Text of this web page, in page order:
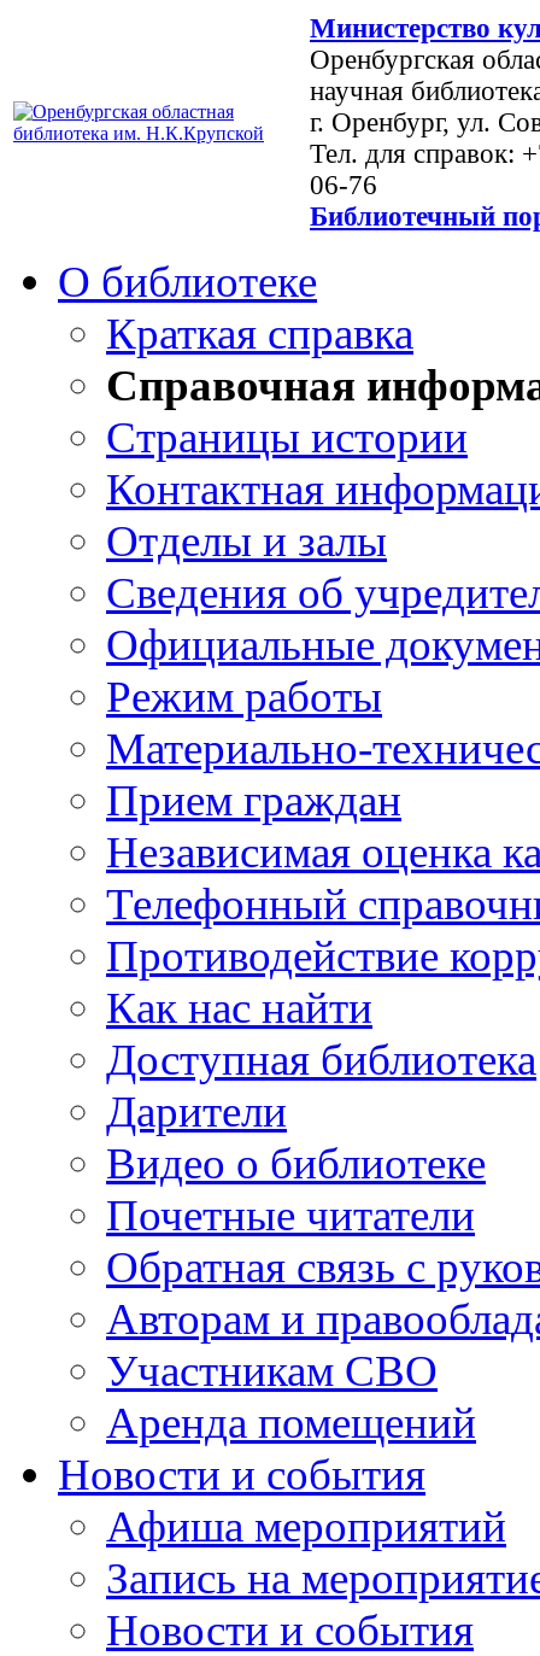
Министерство
Оренбургская
научная
г. Оренбург, ул.
Тел. для справок:
06-76
Библиотечный
О библиотеке
Краткая справка
Справочная
Страницы истории
Контактная
Отделы и залы
Сведения об
Официальные
Режим работы
Материально-
Прием граждан
Независимая оценка
Телефонный
Противодействие
Как нас найти
Доступная библиотека
Дарители
Видео о библиотеке
Почетные читатели
Обратная связь с
Авторам и
Участникам СВО
Аренда помещений
Новости и события
Афиша мероприятий
Запись на
Новости и события